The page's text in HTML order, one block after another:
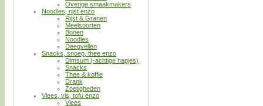
Overige smaakmakers
Noodles, rijst enzo
Rijst & Granen
Meelsoorten
Bonen
Noodles
Deegvellen
Snacks, snoep, thee enzo
Dimsum (-achtige hapjes)
Snacks
Thee & koffie
Drank
Zoetigheden
Vlees, vis, tofu enzo
Vlees